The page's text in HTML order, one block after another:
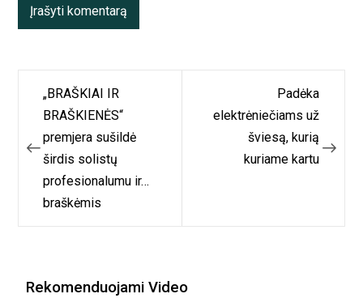
Navigacija
tarp
įrašų
„BRAŠKIAI IR
BRAŠKIENĖS“
premjera sušildė
širdis solistų
profesionalumu ir…
braškėmis
Padėka
elektrėniečiams už
šviesą, kurią
kuriame kartu
Rekomenduojami Video